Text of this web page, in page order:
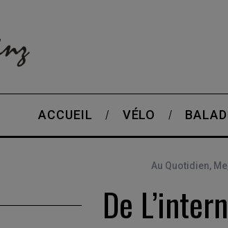
ACCUEIL VÉLO
Au Quotidien,
De